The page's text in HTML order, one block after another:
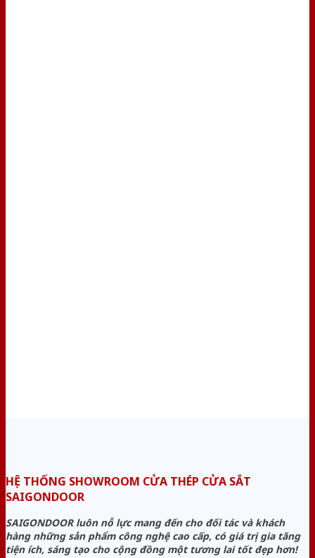
HỆ THỐNG SHOWROOM CỬA THÉP CỬA SẮT
SAIGONDOOR
SAIGONDOOR luôn nỗ lực mang đến cho đối tác và khách
hàng những sản phẩm công nghệ cao cấp, có giá trị gia tăng
tiện ích, sáng tạo cho cộng đồng một tương lai tốt đẹp hơn!